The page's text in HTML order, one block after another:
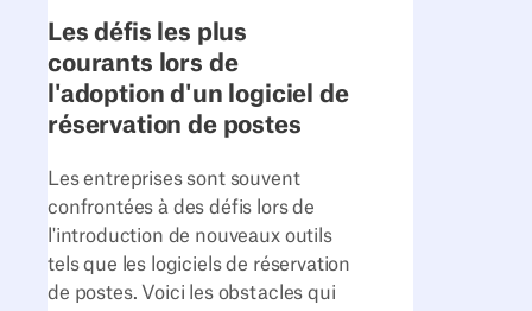
Les défis les plus
courants lors de
l'adoption d'un logiciel de
réservation de postes
Les entreprises sont souvent
confrontées à des défis lors de
l'introduction de nouveaux outils
tels que les logiciels de réservation
de postes. Voici les obstacles qui